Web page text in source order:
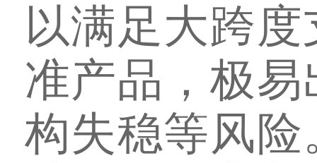
以满足大跨
准产品，极
构失稳等风